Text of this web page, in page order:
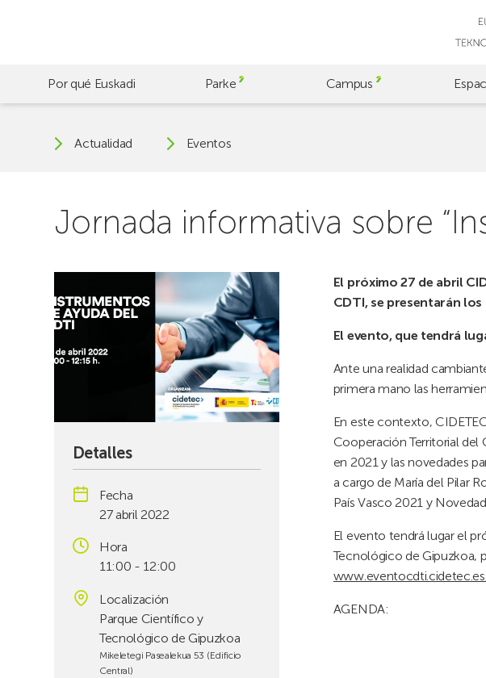
Por qué Euskadi Parke Campus
Actualidad Eventos
Jornada informativa sobre
El próximo 27 de abril
CDTI, se presentarán los
El evento, que tendrá
Ante una realidad
primera mano las
En este contexto,
Cooperación Territorial del
en 2021 y las novedades
a cargo de María del Pilar
País Vasco 2021 y
El evento tendrá lugar el
Tecnológico de Gipuzkoa,
AGENDA:
Detalles
Fecha
27 abril 2022
Hora
11:00 - 12:00
Localización
Parque Científico y
Tecnológico de Gipuzkoa
Mikeletegi Pasealekua 53 (Edificio
Central)